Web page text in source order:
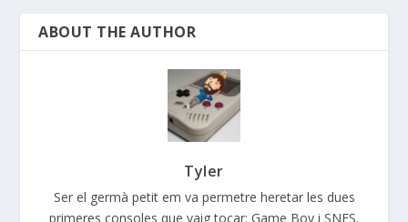
ABOUT THE AUTHOR
Tyler
Ser el germà petit em va permetre heretar les dues
primeres consoles que vaig tocar: Game Boy i SNES.